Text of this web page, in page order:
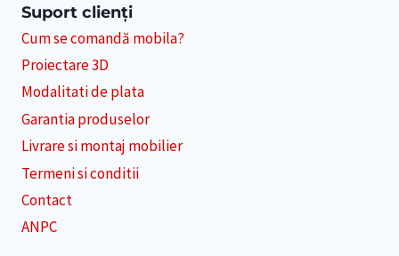
Suport clienți
Cum se comandă mobila?
Proiectare 3D
Modalitati de plata
Garantia produselor
Livrare si montaj mobilier
Termeni si conditii
Contact
ANPC